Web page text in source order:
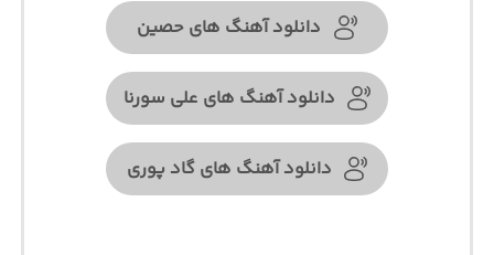
دانلود آهنگ های حصین
دانلود آهنگ های علی سورنا
دانلود آهنگ های گاد پوری